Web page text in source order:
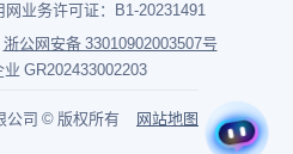
业务许可证：B1-20231491
浙公网安备 33010902003507号
GR202433002203
公司 © 版权所有 网站地图